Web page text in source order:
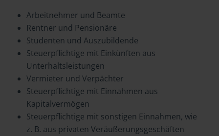
Arbeitnehmer und Beamte
Rentner und Pensionäre
Studenten und Auszubildende
Steuerpflichtige mit Einkünften aus
Unterhaltsleistungen
Vermieter und Verpächter
Steuerpflichtige mit Einnahmen aus
Kapitalvermögen
Steuerpflichtige mit sonstigen Einnahmen, wie
z. B. aus privaten Veräußerungsgeschäften